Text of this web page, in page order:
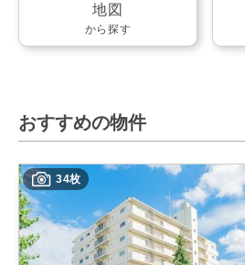
地図
から探す
おすすめの物件
34枚